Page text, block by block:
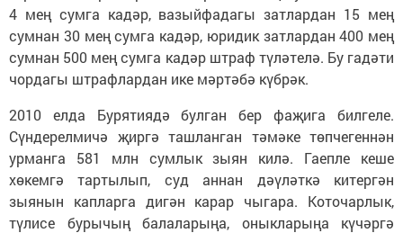
4 мең сумга кадәр, вазыйфадагы затлардан 15 мең
сумнан 30 мең сумга кадәр, юридик затлардан 400 мең
сумнан 500 мең сумга кадәр штраф түләтелә. Бу гадәти
чордагы штрафлардан ике мәртәбә күбрәк.
2010 елда Бурятиядә булган бер фаҗига билгеле.
Сүндерелмичә җиргә ташланган тәмәке төпчегеннән
урманга 581 млн сумлык зыян килә. Гаепле кеше
хөкемгә тартылып, суд аннан дәүләткә китергән
зыянын капларга дигән карар чыгара. Коточарлык,
түлисе бурычың балаларыңа, оныкларыңа күчәргә